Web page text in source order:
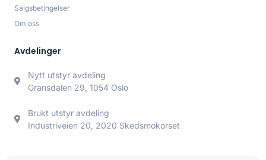
Salgsbetingelser
Om oss
Avdelinger
Nytt utstyr avdeling
Gransdalen 29, 1054 Oslo
Brukt utstyr avdeling
Industriveien 20, 2020 Skedsmokorset